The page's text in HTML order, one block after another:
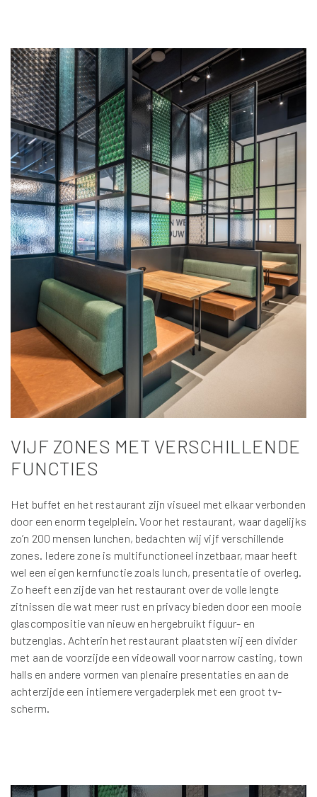
VIJF ZONES MET VERSCHILLENDE
FUNCTIES
Het buffet en het restaurant zijn visueel met elkaar verbonden
door een enorm tegelplein. Voor het restaurant, waar dagelijks
zo’n 200 mensen lunchen, bedachten wij vijf verschillende
zones. Iedere zone is multifunctioneel inzetbaar, maar heeft
wel een eigen kernfunctie zoals lunch, presentatie of overleg.
Zo heeft een zijde van het restaurant over de volle lengte
zitnissen die wat meer rust en privacy bieden door een mooie
glascompositie van nieuw en hergebruikt figuur- en
butzenglas. Achterin het restaurant plaatsten wij een divider
met aan de voorzijde een videowall voor narrow casting, town
halls en andere vormen van plenaire presentaties en aan de
achterzijde een intiemere vergaderplek met een groot tv-
scherm.